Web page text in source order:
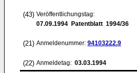
(43) Veröffentlichungstag:
07.09.1994 Patentblatt 1994/36
(21) Anmeldenummer: 94103222.9
(22) Anmeldetag: 03.03.1994